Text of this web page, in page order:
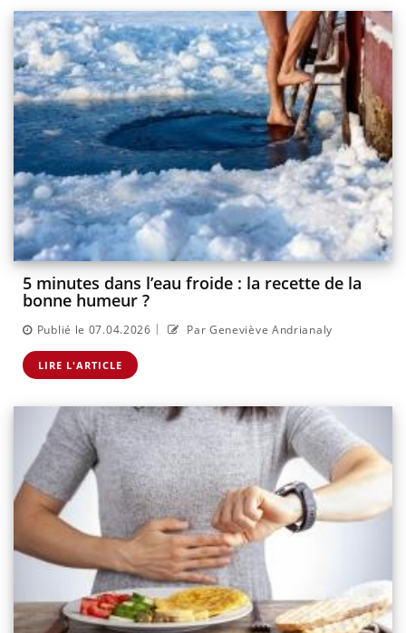
5 minutes dans l’eau froide : la recette de la
bonne humeur ?
Publié le 07.04.2026 | Par Geneviève Andrianaly
LIRE L'ARTICLE